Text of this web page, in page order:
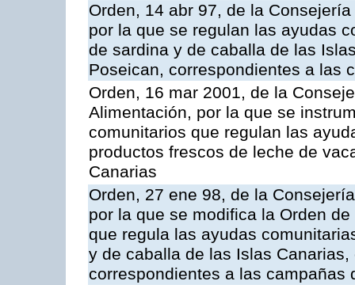
Orden, 14 abr 97, de la
por la que se regulan las ayudas
de sardina y de caballa de las
Poseican, correspondientes a las
Orden, 16 mar 2001, de la
Alimentación, por la que se
comunitarios que regulan las
productos frescos de leche de
Canarias
Orden, 27 ene 98, de la
por la que se modifica la Orden
que regula las ayudas
y de caballa de las Islas
correspondientes a las campañas